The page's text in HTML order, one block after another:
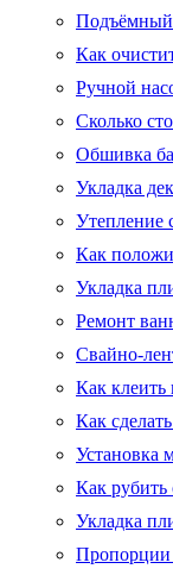
Подъёмный
Как
Ручной
Сколько
Обшивка
Укладка
Утепление
Как
Укладка
Ремонт
Свайно-
Как
Как
Установка
Как рубить
Укладка
Пропорции